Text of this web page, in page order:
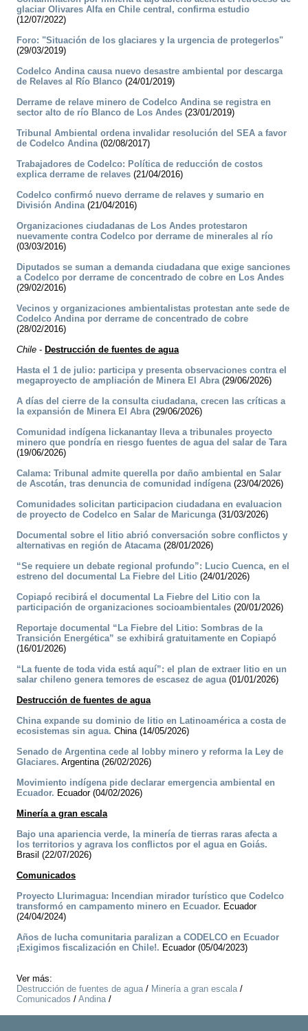
glaciar Olivares Alfa en Chile central, confirma estudio
(12/07/2022)
Foro: "Situación de los glaciares y la urgencia de protegerlos"
(29/03/2019)
Codelco Andina causa nuevo desastre ambiental por descarga
de Relaves al Río Blanco (24/01/2019)
Derrame de relave minero de Codelco Andina se registra en
sector alto de río Blanco de Los Andes (23/01/2019)
Tribunal Ambiental ordena invalidar resolución del SEA a favor
de Codelco Andina(02/08/2017)
Trabajadores de Codelco: Política de reducción de costos
explica derrame de relaves (21/04/2016)
Codelco confirmó nuevo derrame de relaves y sumario en
División Andina(21/04/2016)
Organizaciones ciudadanas de Los Andes protestaron
nuevamente contra Codelco por derrame de minerales al río
(03/03/2016)
Diputados se suman a demanda ciudadana que exige sanciones
a Codelco por derrame de concentrado de cobre en Los Andes
(29/02/2016)
Vecinos y organizaciones ambientalistas protestan ante sede de
Codelco Andina por derrame de concentrado de cobre
(28/02/2016)
Chile - Destrucción de fuentes de agua
Hasta el 1 de julio: participa y presenta observaciones contra el
megaproyecto de ampliación de Minera El Abra(29/06/2026)
A días del cierre de la consulta ciudadana, crecen las críticas a
la expansión de Minera El Abra(29/06/2026)
Comunidad indígena lickanantay lleva a tribunales proyecto
minero que pondría en riesgo fuentes de agua del salar de Tara
(19/06/2026)
Calama: Tribunal admite querella por daño ambiental en Salar
de Ascotán, tras denuncia de comunidad indígena(23/04/2026)
Comunidades solicitan participacion ciudadana en evaluacion
de proyecto de Codelco en Salar de Maricunga(31/03/2026)
Documental sobre el litio abrió conversación sobre conflictos y
alternativas en región de Atacama(28/01/2026)
“Se requiere un debate regional profundo”: Lucio Cuenca, en el
estreno del documental La Fiebre del Litio (24/01/2026)
Copiapó recibirá el documental La Fiebre del Litio con la
participación de organizaciones socioambientales (20/01/2026)
Reportaje documental “La Fiebre del Litio: Sombras de la
Transición Energética” se exhibirá gratuitamente en Copiapó
(16/01/2026)
“La fuente de toda vida está aquí”: el plan de extraer litio en un
salar chileno genera temores de escasez de agua(01/01/2026)
Destrucción de fuentes de agua
China expande su dominio de litio en Latinoamérica a costa de
ecosistemas sin agua. China (14/05/2026)
Senado de Argentina cede al lobby minero y reforma la Ley de
Glaciares. Argentina (26/02/2026)
Movimiento indígena pide declarar emergencia ambiental en
Ecuador. Ecuador (04/02/2026)
Minería a gran escala
Bajo una apariencia verde, la minería de tierras raras afecta a
los territorios y agrava los conflictos por el agua en Goiás.
Brasil (22/07/2026)
Comunicados
Proyecto Llurimagua: Incendian mirador turístico que Codelco
transformó en campamento minero en Ecuador. Ecuador
(24/04/2024)
Años de lucha comunitaria paralizan a CODELCO en Ecuador
¡Exigimos fiscalización en Chile!. Ecuador (05/04/2023)
Ver más:
Destrucción de fuentes de agua/ Minería a gran escala/
Comunicados / Andina/